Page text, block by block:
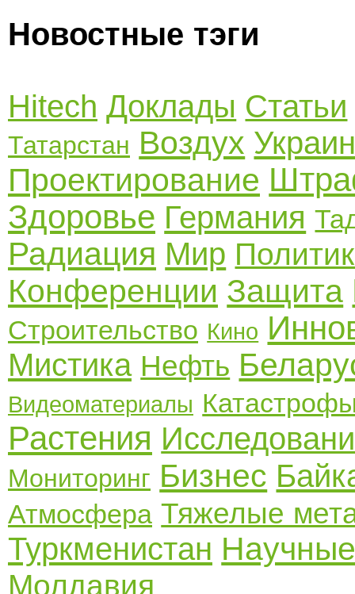
Новостные тэги
Hitech Доклады Статьи
Татарстан Воздух
Проектирование
Здоровье Германия
Радиация Мир
Конференции Защита
Строительство Кино
Мистика Нефть
Видеоматериалы
Растения
Мониторинг Бизнес
Атмосфера Тяжелые
Туркменистан
Молдавия